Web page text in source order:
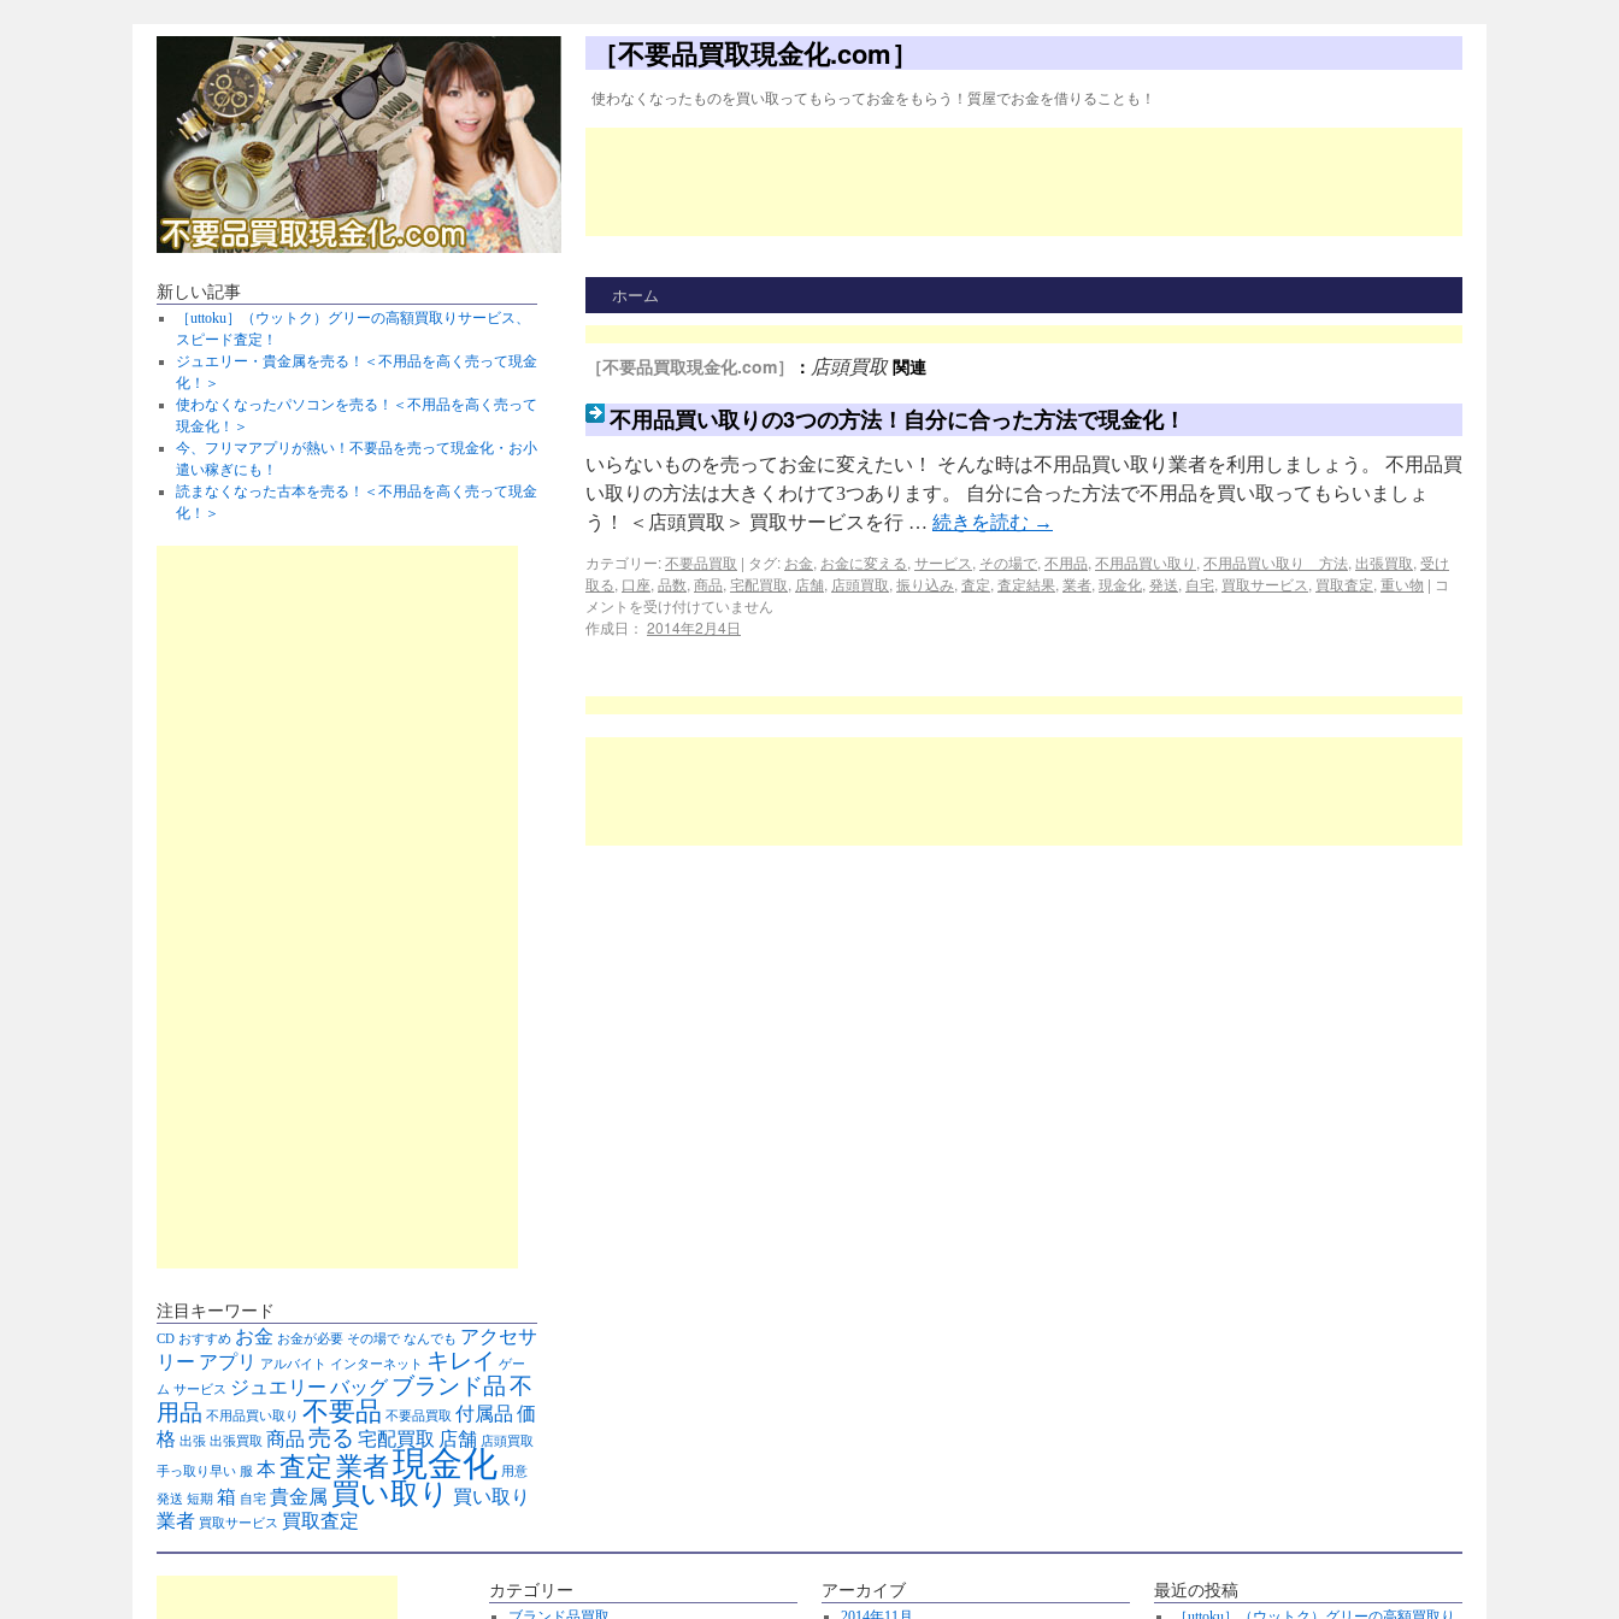
［不要品買取現金化.com］
使わなくなったものを買い取ってもらってお金をもらう！質屋でお金を借りることも！
ホーム
［不要品買取現金化.com］ ： 店頭買取関連
不用品買い取りの3つの方法！自分に合った方法で現金化！
いらないものを売ってお金に変えたい！ そんな時は不用品買い取り業者を利用しましょう。 不用品買
い取りの方法は大きくわけて3つあります。 自分に合った方法で不用品を買い取ってもらいましょ
う！ ＜店頭買取＞ 買取サービスを行 … 続きを読む →
カテゴリー:不要品買取 | タグ: お金, お金に変える, サービス, その場で, 不用品, 不用品買い取り , 不用品買い取り 方法, 出張買取, 受け
取る, 口座, 品数, 商品, 宅配買取, 店舗, 店頭買取, 振り込み, 査定, 査定結果, 業者, 現金化, 発送, 自宅, 買取サービス, 買取査定, 重い物 | コ
メントを受け付けていません
作成日： 2014年2月4日
新しい記事
［uttoku］（ウットク）グリーの高額買取りサービス、
スピード査定！
ジュエリー・貴金属を売る！＜不用品を高く売って現金
化！＞
使わなくなったパソコンを売る！＜不用品を高く売って
現金化！＞
今、フリマアプリが熱い！不要品を売って現金化・お小
遣い稼ぎにも！
読まなくなった古本を売る！＜不用品を高く売って現金
化！＞
注目キーワード
CD おすすめ お金 お金が必要 その場で なんでも アクセサ
リー アプリ アルバイト インターネット キレイ ゲー
ム サービス ジュエリー バッグ ブランド品不
用品 不用品買い取り 不要品 不要品買取 付属品 価
格 出張 出張買取 商品 売る 宅配買取 店舗 店頭買取
手っ取り早い 服 本査定 業者現金化 用意
発送 短期 箱 自宅 貴金属 買い取り
買い取り
業者 買取サービス 買取査定
カテゴリー アーカイブ 最近の投稿